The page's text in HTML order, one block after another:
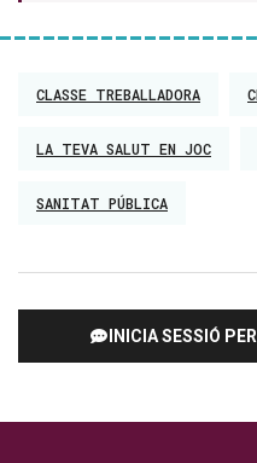
CLASSE TREBALLADORA
LA TEVA SALUT EN JOC
SANITAT PÚBLICA
INICIA SESSIÓ